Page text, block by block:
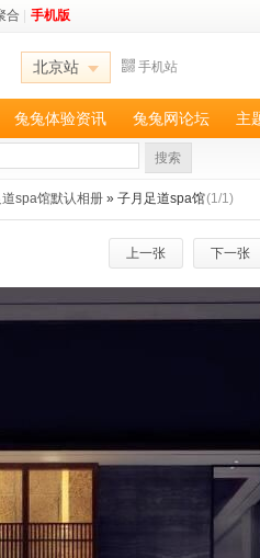
合 手机版
北京站 手机站
兔兔体验资讯 兔兔网论坛 主
搜索
spa馆默认相册 » 子月足道spa馆(1/1)
上一张 下一张